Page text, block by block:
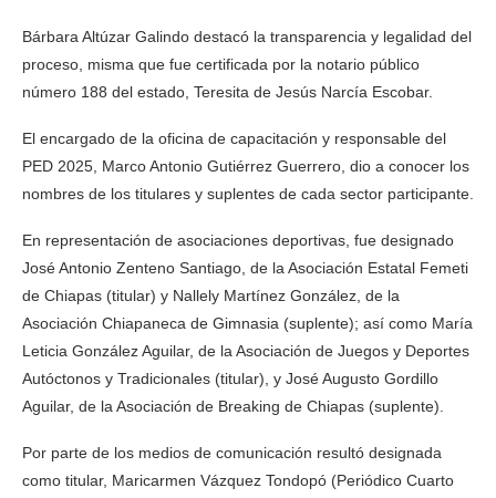
Bárbara Altúzar Galindo destacó la transparencia y legalidad del
proceso, misma que fue certificada por la notario público
número 188 del estado, Teresita de Jesús Narcía Escobar.
El encargado de la oficina de capacitación y responsable del
PED 2025, Marco Antonio Gutiérrez Guerrero, dio a conocer los
nombres de los titulares y suplentes de cada sector participante.
En representación de asociaciones deportivas, fue designado
José Antonio Zenteno Santiago, de la Asociación Estatal Femeti
de Chiapas (titular) y Nallely Martínez González, de la
Asociación Chiapaneca de Gimnasia (suplente); así como María
Leticia González Aguilar, de la Asociación de Juegos y Deportes
Autóctonos y Tradicionales (titular), y José Augusto Gordillo
Aguilar, de la Asociación de Breaking de Chiapas (suplente).
Por parte de los medios de comunicación resultó designada
como titular, Maricarmen Vázquez Tondopó (Periódico Cuarto